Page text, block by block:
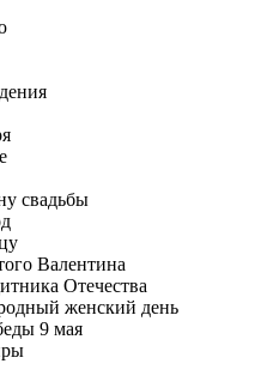
свадьбы
Валентина
Отечества
женский день
9 мая